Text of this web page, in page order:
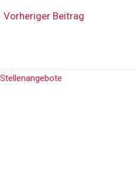
Vorheriger Beitrag
Stellenangebote